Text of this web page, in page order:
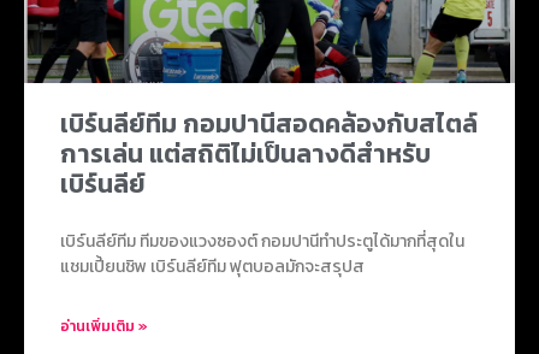
เบิร์นลีย์ทีม กอมปานีสอดคล้องกับสไตล์
การเล่น แต่สถิติไม่เป็นลางดีสำหรับ
เบิร์นลีย์
เบิร์นลีย์ทีม ทีมของแวงซองต์ กอมปานีทำประตูได้มากที่สุดใน
แชมเปี้ยนชิพ เบิร์นลีย์ทีม ฟุตบอลมักจะสรุปส
อ่านเพิ่มเติม »